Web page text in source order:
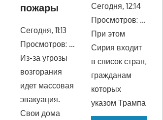
пожары
Сегодня, 11:13
Просмотров: …
Из-за угрозы
возгорания
идет массовая
эвакуация.
Свои дома
Сегодня, 12:14
Просмотров: …
При этом
Сирия входит
в список стран,
гражданам
которых
указом Трампа